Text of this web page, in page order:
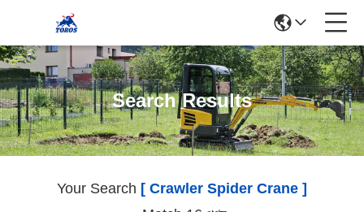
Search Results
Your Search [ Crawler Spider Crane ]